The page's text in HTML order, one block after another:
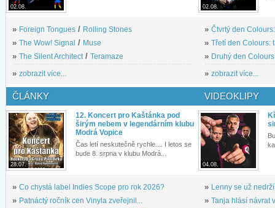
02.08.
» Foreign Tongues / Rolling Stones
» The Wow! Signal / Muse
» The Silent Architect / Teramaze
» zobrazit více...
02.08.
» Čtvrtý den
» Třetí den Colours:
» Druhý den
» zobrazit více...
ČLÁNKY
28.07.
12. Koncert pro Kaštánka pod
širým nebem v legendárním klubu
Modrá Vopice
Čas letí neskutečně rychle.... I letos se
bude 8. srpna v klubu Modrá...
» Co chystá label Indies Scope pro rok 2026?
» Patnáctý ročník cen Vinyla zveřejnil...
VIDEOKLIPY
04.08.
» Lenny se už
» Tanja hlásí návrat